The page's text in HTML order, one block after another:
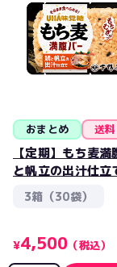
おまとめ 送
【定期】もち麦
と帆立の出汁仕立
3箱（30袋）
¥4,500 （税込）